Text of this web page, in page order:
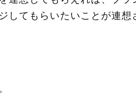
してもらいたいことが連